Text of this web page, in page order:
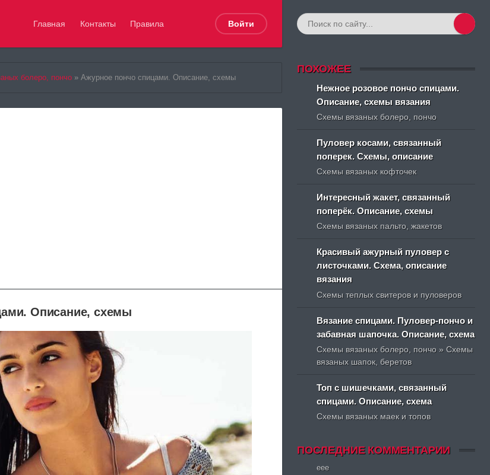
Главная Контакты Правила Войти
болеро, пончо» Ажурное пончо спицами. Описание, схемы
Описание, схемы
ПОХОЖЕЕ
Нежное розовое пончо спицами.
Описание, схемы вязания
Схемы вязаных болеро, пончо
Пуловер косами, связанный
поперек. Схемы, описание
Схемы вязаных кофточек
Интересный жакет, связанный
поперёк. Описание, схемы
Схемы вязаных пальто, жакетов
Красивый ажурный пуловер с
листочками. Схема, описание
вязания
Схемы теплых свитеров и пуловеров
Вязание спицами. Пуловер-пончо и
забавная шапочка. Описание, схема
Схемы вязаных болеро, пончо » Схемы
вязаных шапок, беретов
Топ с шишечками, связанный
спицами. Описание, схема
Схемы вязаных маек и топов
ПОСЛЕДНИЕ КОММЕНТАРИИ
eee